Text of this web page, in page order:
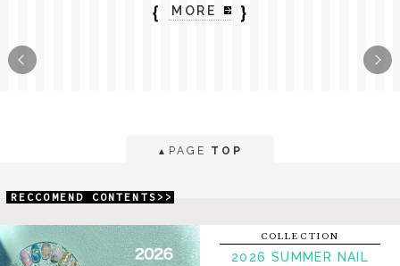
｛ MORE ｝
▲ PAGE TOP
RECCOMEND CONTENTS>>
COLLECTION
2026 SUMMER NAIL